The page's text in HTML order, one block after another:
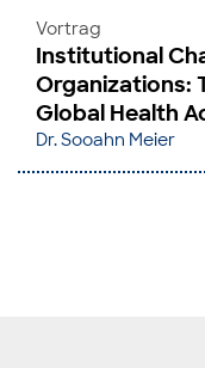
Vortrag
Institutional
Organizations:
Global Health
Dr. Sooahn Meier